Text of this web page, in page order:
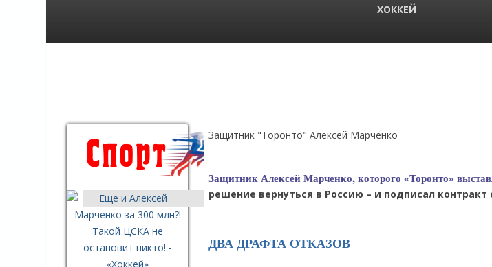
ХОККЕЙ
Защитник "Торонто" Алексей Марченко
Защитник Алексей Марченко, которого «Торонто»
решение вернуться в Россию – и подписал контракт
ДВА ДРАФТА ОТКАЗОВ